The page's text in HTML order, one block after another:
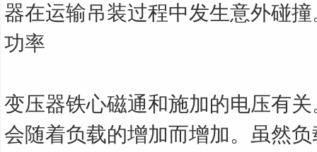
器在运输吊装过程中发生意外碰撞
功率
变压器铁心磁通和施加的电压有
会随着负载的增加而增加。虽然